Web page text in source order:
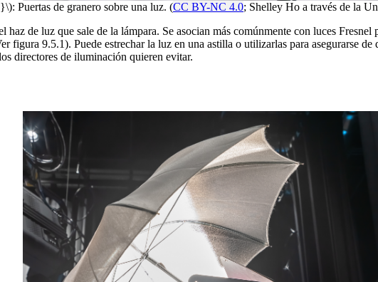
: Puertas de granero sobre una luz. (CC BY-NC 4.0; Shelley Ho a través de la
de luz que sale de la lámpara. Se asocian más comúnmente con luces
figura 9.5.1). Puede estrechar la luz en una astilla o utilizarlas para asegurarse
directores de iluminación quieren evitar.